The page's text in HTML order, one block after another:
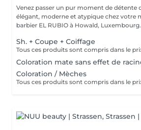
Venez passer un pur moment de détente
élégant, moderne et atypique chez votre
barbier EL RUBIO à Howald, Luxembourg.
Sh. + Coupe + Coiffage
Coloration mate sans effet de
Coloration / Mèches